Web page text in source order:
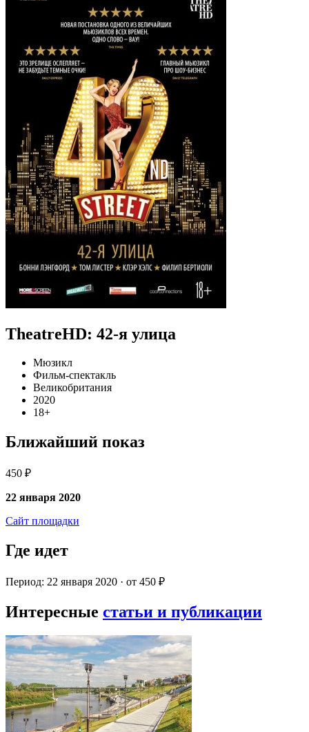
TheatreHD: 42-я улица
Мюзикл
Фильм-спектакль
Великобритания
2020
18+
Ближайший показ
450 ₽
22 января 2020
Сайт площадки
Где идет
Период: 22 января 2020 · от 450 ₽
Интересные статьи и публикации